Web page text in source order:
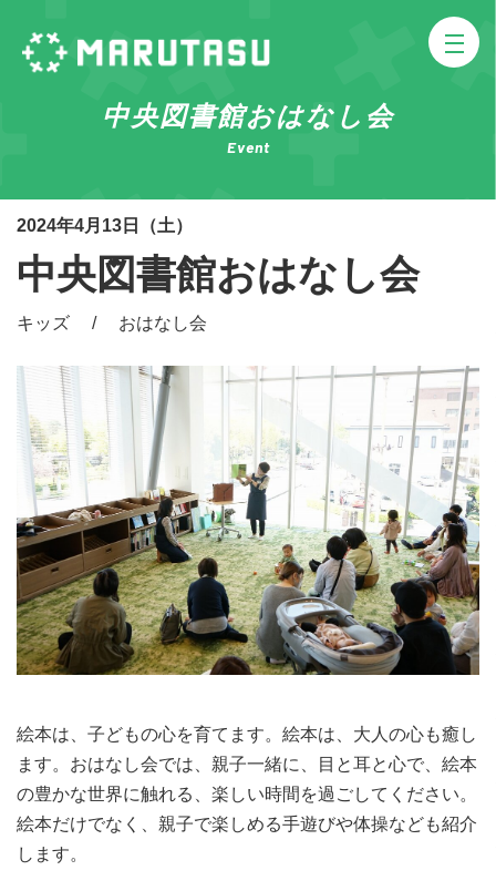
中央図書館おはなし会
Event
2024年4月13日（土）
中央図書館おはなし会
キッズ / おはなし会
絵本は、子どもの心を育てます。絵本は、大人の心も癒し
ます。おはなし会では、親子一緒に、目と耳と心で、絵本
の豊かな世界に触れる、楽しい時間を過ごしてください。
絵本だけでなく、親子で楽しめる手遊びや体操なども紹介
します。